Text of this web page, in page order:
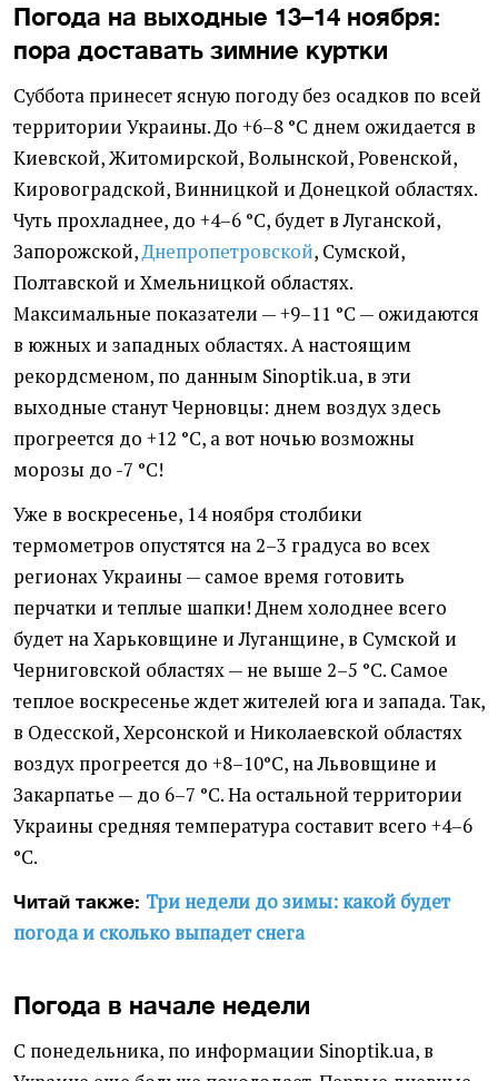
Погода на выходные 13–14 ноября:
пора доставать зимние куртки
Суббота принесет ясную погоду без осадков по всей
территории Украины. До +6–8 °С днем ожидается в
Киевской, Житомирской, Волынской, Ровенской,
Кировоградской, Винницкой и Донецкой областях.
Чуть прохладнее, до +4–6 °С, будет в Луганской,
Запорожской,Днепропетровской, Сумской,
Полтавской и Хмельницкой областях.
Максимальные показатели — +9–11 °С — ожидаются
в южных и западных областях. А настоящим
рекордсменом, по данным Sinoptik.ua, в эти
выходные станут Черновцы: днем воздух здесь
прогреется до +12 °С, а вот ночью возможны
морозы до -7 °С!
Уже в воскресенье, 14 ноября столбики
термометров опустятся на 2–3 градуса во всех
регионах Украины — самое время готовить
перчатки и теплые шапки! Днем холоднее всего
будет на Харьковщине и Луганщине, в Сумской и
Черниговской областях — не выше 2–5 °С. Самое
теплое воскресенье ждет жителей юга и запада. Так,
в Одесской, Херсонской и Николаевской областях
воздух прогреется до +8–10°С, на Львовщине и
Закарпатье — до 6–7 °С. На остальной территории
Украины средняя температура составит всего +4–6
°С.
Читай также: Три недели до зимы: какой будет
погода и сколько выпадет снега
Погода в начале недели
С понедельника, по информации Sinoptik.ua, в